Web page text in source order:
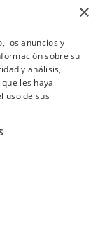
×
los anuncios y
sobre su
y análisis,
les haya
uso de sus